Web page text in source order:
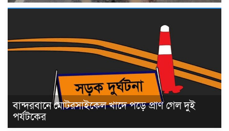
বান্দরবানে মোটরসাইকেল খাদে পড়ে প্রাণ গেল দুই
পর্যটকের